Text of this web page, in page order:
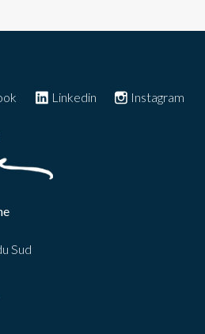
Linkedin Instagram
Sud